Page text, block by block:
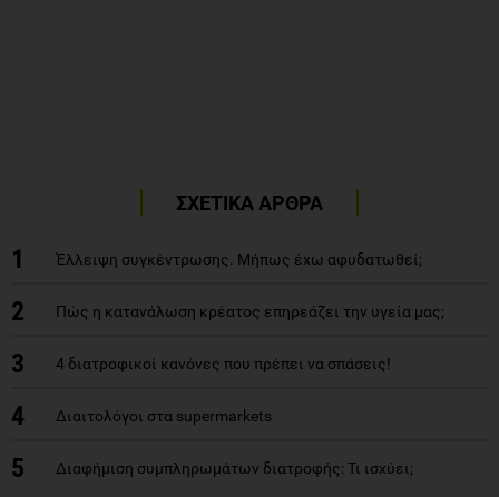
ΣΧΕΤΙΚΑ ΑΡΘΡΑ
1 Έλλειψη συγκέντρωσης. Μήπως έχω αφυδατωθεί;
2 Πώς η κατανάλωση κρέατος επηρεάζει την υγεία μας;
3 4 διατροφικοί κανόνες που πρέπει να σπάσεις!
4 Διαιτολόγοι στα supermarkets
5 Διαφήμιση συμπληρωμάτων διατροφής: Τι ισχύει;